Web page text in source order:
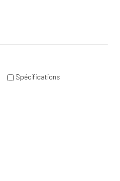
Spécifications